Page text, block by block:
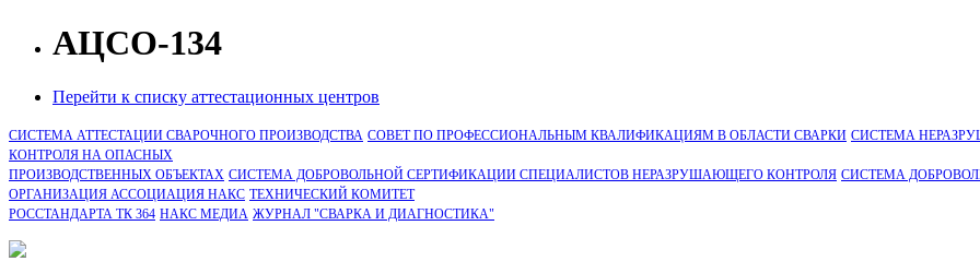
АЦСО-134
Перейти к списку аттестационных центров
СИСТЕМА АТТЕСТАЦИИ СВАРОЧНОГО ПРОИЗВОДСТВА СОВЕТ ПО ПРОФЕССИОНАЛЬНЫМ КВАЛИФИКАЦИЯМ В ОБЛАСТИ СВАРКИ СИСТЕМА
КОНТРОЛЯ НА ОПАСНЫХ
ПРОИЗВОДСТВЕННЫХ ОБЪЕКТАХ СИСТЕМА ДОБРОВОЛЬНОЙ СЕРТИФИКАЦИИ СПЕЦИАЛИСТОВ НЕРАЗРУШАЮЩЕГО КОНТРОЛЯ СИСТЕМА
ОРГАНИЗАЦИЯ АССОЦИАЦИЯ НАКС ТЕХНИЧЕСКИЙ КОМИТЕТ
РОССТАНДАРТА ТК 364 НАКС МЕДИА ЖУРНАЛ "СВАРКА И ДИАГНОСТИКА"